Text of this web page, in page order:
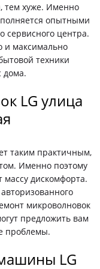
тем хуже. Именно
опытными
сервисного центра.
и максимально
техники
дома.
LG улица
таким практичным,
Именно поэтому
массу дискомфорта.
микроволновок
предложить вам
проблемы.
LG